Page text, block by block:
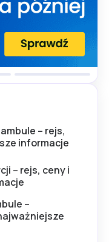
– rejs,
informacje
– rejs, ceny i
–